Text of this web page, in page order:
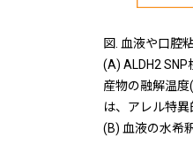
図. 血液や口腔
(A) ALDH2
産物の融解温
は、アレル特
(B) 血液の水希